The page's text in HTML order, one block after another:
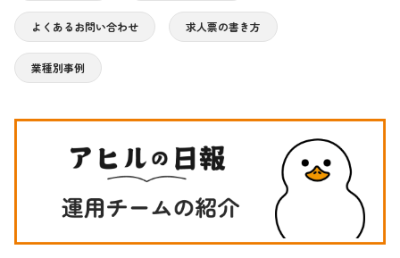
よくあるお問い合わせ 求人票の書き方
業種別事例